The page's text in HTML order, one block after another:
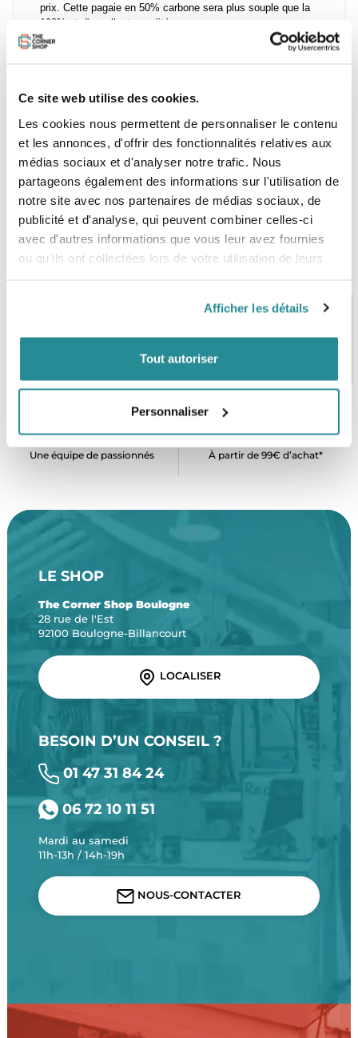
Ce site web utilise des cookies.
Les cookies nous permettent de personnaliser le contenu
et les annonces, d'offrir des fonctionnalités relatives aux
médias sociaux et d'analyser notre trafic. Nous
partageons également des informations sur l'utilisation de
notre site avec nos partenaires de médias sociaux, de
publicité et d'analyse, qui peuvent combiner celles-ci
avec d'autres informations que vous leur avez fournies
ou qu'ils ont collectées lors de votre utilisation de leurs
Afficher les détails
Tout autoriser
Personnaliser
prix. Cette pagaie en 50% carbone sera plus souple que la
100% et d'excellente qualité.
Taille : 175cm - 230cm
CB, VISA, Mastercard, ALMA
Plus de 5000 produits en stock
Une équipe de passionnés
À partir de 99€ d’achat*
LE SHOP
The Corner Shop Boulogne
28 rue de l'Est
92100 Boulogne-Billancourt
LOCALISER
BESOIN D’UN CONSEIL ?
01 47 31 84 24
06 72 10 11 51
Mardi au samedi
11h-13h / 14h-19h
NOUS-CONTACTER